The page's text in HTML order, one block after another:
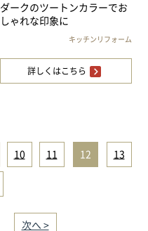
ダークのツートンカラーでお
しゃれな印象に
キッチンリフォーム
詳しくはこちら
10 11 12 13
次へ >